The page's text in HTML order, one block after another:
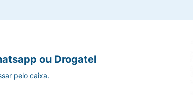
ou Drogatel
pelo caixa.